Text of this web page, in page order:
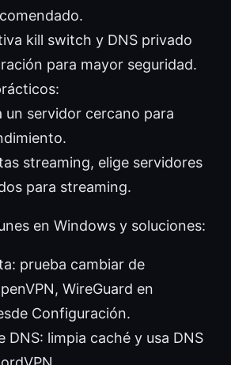
kill switch y DNS privado
para mayor seguridad.
un servidor cercano para
streaming, elige servidores
para streaming.
en Windows y soluciones:
prueba cambiar de
WireGuard en
Configuración.
DNS: limpia caché y usa DNS